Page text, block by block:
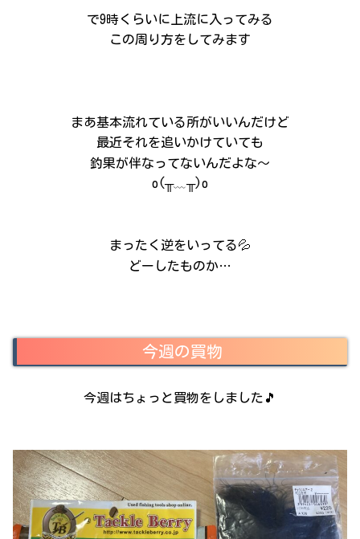
で9時くらいに上流に入ってみる
この周り方をしてみます
まあ基本流れている所がいいんだけど
最近それを追いかけていても
釣果が伴なってないんだよな～
o(╥﹏╥)o
まったく逆をいってる💦
どーしたものか…
今週の買物
今週はちょっと買物をしました🎵